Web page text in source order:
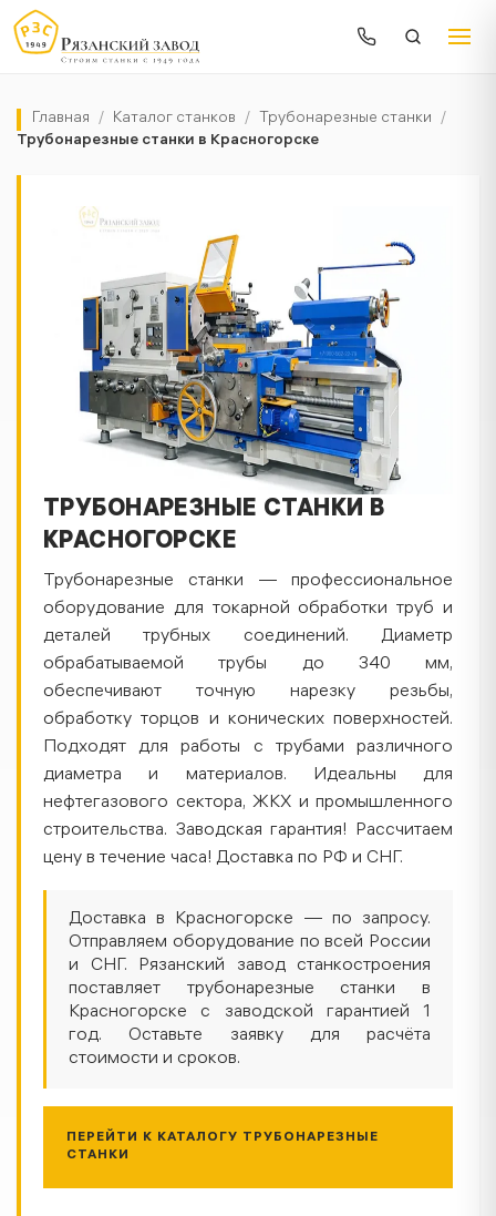
Главная / Каталог станков / Трубонарезные станки /
Трубонарезные станки в Красногорске
ТРУБОНАРЕЗНЫЕ СТАНКИ В
КРАСНОГОРСКЕ
Трубонарезные станки — профессиональное
оборудование для токарной обработки труб и
деталей трубных соединений. Диаметр
обрабатываемой трубы до 340 мм,
обеспечивают точную нарезку резьбы,
обработку торцов и конических поверхностей.
Подходят для работы с трубами различного
диаметра и материалов. Идеальны для
нефтегазового сектора, ЖКХ и промышленного
строительства. Заводская гарантия! Рассчитаем
цену в течение часа! Доставка по РФ и СНГ.
Доставка в Красногорске — по запросу.
Отправляем оборудование по всей России
и СНГ. Рязанский завод станкостроения
поставляет трубонарезные станки в
Красногорске с заводской гарантией 1
год. Оставьте заявку для расчёта
стоимости и сроков.
ПЕРЕЙТИ К КАТАЛОГУ ТРУБОНАРЕЗНЫЕ
СТАНКИ